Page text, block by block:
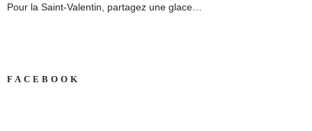
Pour la Saint-Valentin, partagez une glace…
FACEBOOK